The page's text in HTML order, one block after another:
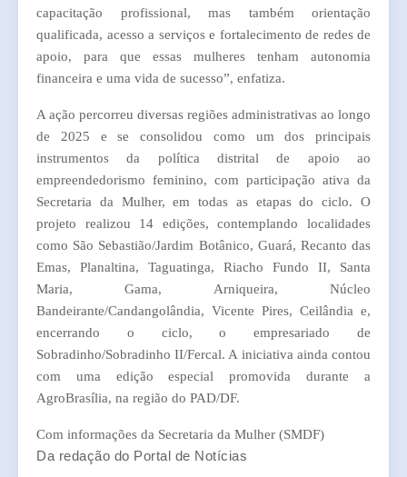
capacitação profissional, mas também orientação
qualificada, acesso a serviços e fortalecimento de redes de
apoio, para que essas mulheres tenham autonomia
financeira e uma vida de sucesso”, enfatiza.
A ação percorreu diversas regiões administrativas ao longo
de 2025 e se consolidou como um dos principais
instrumentos da política distrital de apoio ao
empreendedorismo feminino, com participação ativa da
Secretaria da Mulher, em todas as etapas do ciclo. O
projeto realizou 14 edições, contemplando localidades
como São Sebastião/Jardim Botânico, Guará, Recanto das
Emas, Planaltina, Taguatinga, Riacho Fundo II, Santa
Maria, Gama, Arniqueira, Núcleo
Bandeirante/Candangolândia, Vicente Pires, Ceilândia e,
encerrando o ciclo, o empresariado de
Sobradinho/Sobradinho II/Fercal. A iniciativa ainda contou
com uma edição especial promovida durante a
AgroBrasília, na região do PAD/DF.
Com informações da Secretaria da Mulher (SMDF)
Da redação do Portal de Notícias